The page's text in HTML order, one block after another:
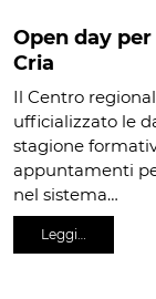
Open day per
Cria
Il Centro
ufficializzato le
stagione
appuntamenti
nel sistema…
Leggi…